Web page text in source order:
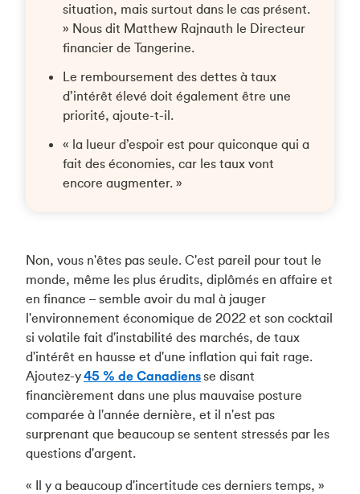
situation, mais surtout dans le cas présent.
» Nous dit Matthew Rajnauth le Directeur
financier de Tangerine.
Le remboursement des dettes à taux
d’intérêt élevé doit également être une
priorité, ajoute-t-il.
« la lueur d’espoir est pour quiconque qui a
fait des économies, car les taux vont
encore augmenter. »
Non, vous n'êtes pas seule. C'est pareil pour tout le
monde, même les plus érudits, diplômés en affaire et
en finance – semble avoir du mal à jauger
l'environnement économique de 2022 et son cocktail
si volatile fait d'instabilité des marchés, de taux
d'intérêt en hausse et d'une inflation qui fait rage.
Ajoutez-y45 % de Canadiensse disant
financièrement dans une plus mauvaise posture
comparée à l'année dernière, et il n'est pas
surprenant que beaucoup se sentent stressés par les
questions d'argent.
« Il y a beaucoup d'incertitude ces derniers temps, »